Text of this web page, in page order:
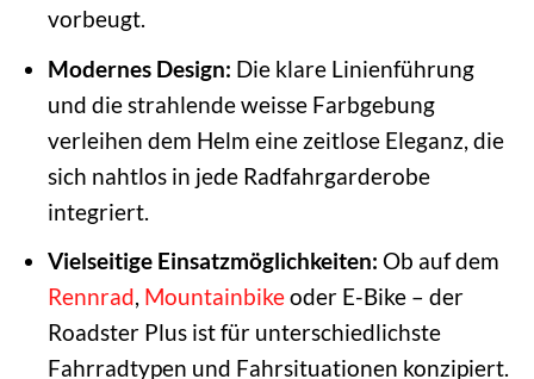
vorbeugt.
Modernes Design: Die klare Linienführung
und die strahlende weisse Farbgebung
verleihen dem Helm eine zeitlose Eleganz, die
sich nahtlos in jede Radfahrgarderobe
integriert.
Vielseitige Einsatzmöglichkeiten: Ob auf dem
Rennrad, Mountainbikeoder E-Bike – der
Roadster Plus ist für unterschiedlichste
Fahrradtypen und Fahrsituationen konzipiert.